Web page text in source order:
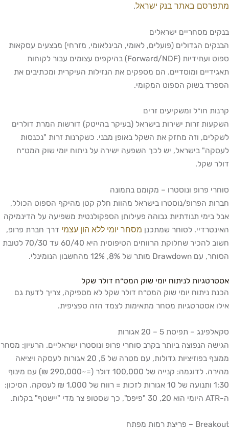
מתפרסם באתר בנק ישראל.
בנקים מסחריים ישראלים
הבנקים הגדולים (פועלים, לאומי, הבינלאומי, מזרחי) מבצעים עסקאות
ספוט ועתידיות (Forward/NDF) בהיקפים עצומים עבור לקוחות
תאגידיים ומוסדיים. הם מספקים את הנזילות העיקרית ומכתיבים את
הספרד בשוק הספוט המקומי.
קרנות חו״ל ומשקיעים זרים
השקעות זרות ישירות בישראל (בעיקר בהייטק) דורשות המרת דולרים
לשקלים, וזה מחזק את השקל באופן מבני. כשקרנות זרות "נכנסות
לעסקה" בישראל, יש לכך השפעה ישירה על ניתוח יומי שוק המט״ח
דולר שקל.
סוחרי פרופ ונוסטרו – מקומם בתמונה
חברות הפרופ/נוסטרו בישראל מהוות חלק קטן מהיקף הספוט הכולל,
אבל בימי תנודתיות גבוהה פעילותן הספקולנטית משפיעה על הדינמיקה
האינטרדיי. לסוחר שמתכנן מסחר יומי ללא הון עצמי דרך חברת פרופ,
חשוב להכיר שחלוקת הרווחים הטיפוסית היא 60/40 עד 70/30 לטובת
הסוחר, עם Drawdown מותר של 8%, 12% מהחשבון הנומינלי.
אסטרטגיות לניתוח יומי שוק המט״ח דולר שקל
הכנת ניתוח יומי שוק המט״ח דולר שקל לא מספיקה, צריך לדעת גם
אילו אסטרטגיות מסחר מתאימות לצמד הזה ספציפית.
סקאלפינג – תפיסת 5 – 20 אגורות
הגישה הנפוצה ביותר בקרב סוחרי פרופ ונוסטרו ישראליים. הרעיון: מסחר
ממונף בפוזיציות גדולות, עם מטרה של 5, 20 אגורות לעסקה ויציאה
מהירה. לדוגמה: קנייה של 100,000 דולר (=~290,000 ₪) עם מינוף
1:30 ותנועה של 10 אגורות לזכות = רווח של 1,000 ₪ לעסקה. הסיכון:
ה-ATR היומי הוא 20, 30 "פיפס", כך שסטופ צר מדי "יישטף" בקלות.
Breakout – פריצת רמות מפתח